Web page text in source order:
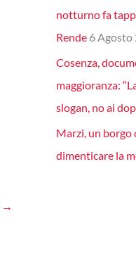
→
notturno fa
Rende 6 Agosto
Cosenza,
maggioranza:
slogan, no ai
Marzi, un borgo
dimenticare la